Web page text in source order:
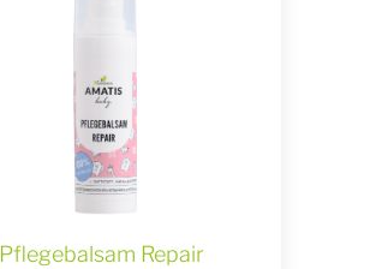
Pflegebalsam Repair